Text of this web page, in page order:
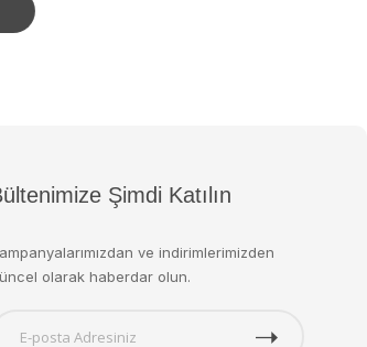
Şimdi Katılın
ve indirimlerimizden
olarak haberdar olun.